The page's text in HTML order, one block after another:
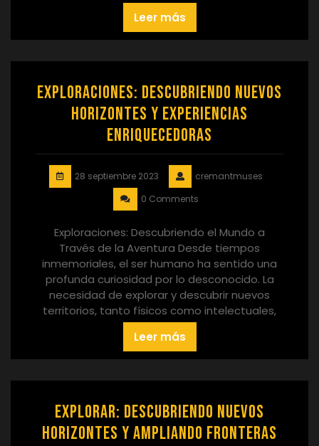
Leer más
Exploraciones: Descubriendo nuevos
horizontes y experiencias
enriquecedoras
28 septiembre 2023
cremantmuses
0 Comments
Exploraciones: Descubriendo el Mundo a
Través de la Aventura Desde tiempos
inmemoriales, el ser humano ha sentido una
profunda curiosidad por lo desconocido. La
necesidad de explorar y descubrir nuevos
territorios, tanto físicos como intelectuales,
Leer más
Explorar: Descubriendo nuevos
horizontes y ampliando fronteras